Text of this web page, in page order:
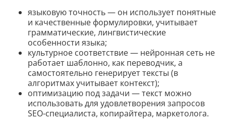
языковую точность — он использует понятные
и качественные формулировки, учитывает
грамматические, лингвистические
особенности языка;
культурное соответствие — нейронная сеть не
работает шаблонно, как переводчик, а
самостоятельно генерирует тексты (в
алгоритмах учитывает контекст);
оптимизацию под задачи — текст можно
использовать для удовлетворения запросов
SEO-специалиста, копирайтера, маркетолога.